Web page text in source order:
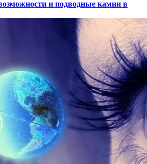
и подводные камни в